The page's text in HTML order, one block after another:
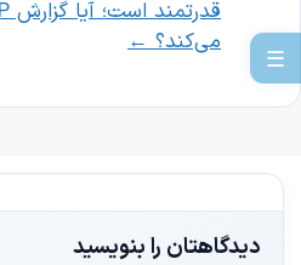
☰
می‌کند؟ ←
دیدگاهتان را بنویسید